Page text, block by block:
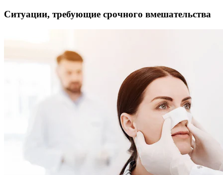
Ситуации, требующие срочного вмешательства